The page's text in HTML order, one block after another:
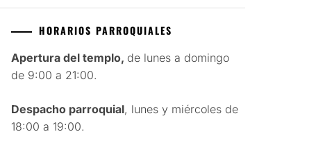
HORARIOS PARROQUIALES
Apertura del templo, de lunes a domingo
de 9:00 a 21:00.
Despacho parroquial, lunes y miércoles de
18:00 a 19:00.